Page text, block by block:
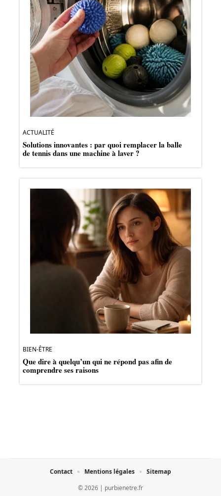
ACTUALITÉ
Solutions innovantes : par quoi remplacer la balle
de tennis dans une machine à laver ?
BIEN-ÊTRE
Que dire à quelqu’un qui ne répond pas afin de
comprendre ses raisons
© 2026 | purbienetre.fr
Contact Mentions légales Sitemap